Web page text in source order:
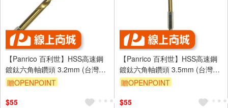
【Panrico 百利世】HSS高速鋼
鍍鈦六角軸鑽頭 3.2mm (台灣製
造)
贈OPENPOINT
$55
【Panrico 百利世】HSS高速鋼
鍍鈦六角軸鑽頭 3.5mm (台灣製
造)
贈OPENPOINT
$55